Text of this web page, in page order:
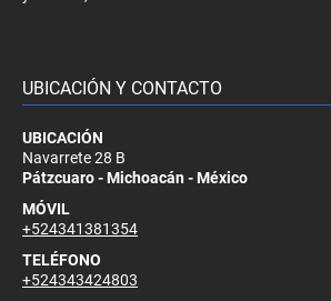
UBICACIÓN Y CONTACTO
UBICACIÓN
Navarrete 28 B
Pátzcuaro - Michoacán - México
MÓVIL
+524341381354
TELÉFONO
+524343424803